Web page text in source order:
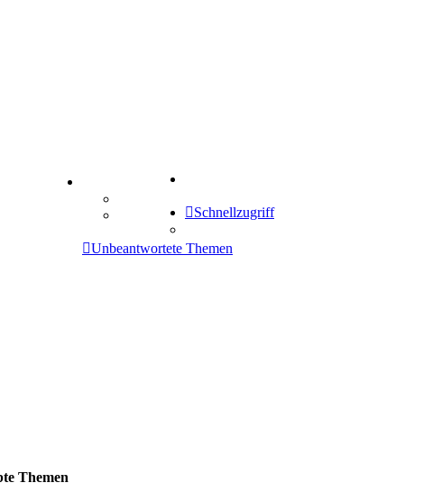
Comunio
Schnellzugriff
Unbeantwortete Themen
Themen